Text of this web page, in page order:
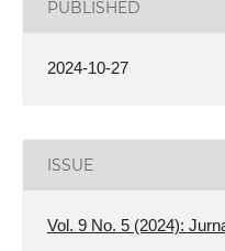
PUBLISHED
2024-10-27
ISSUE
Vol. 9 No. 5 (2024):